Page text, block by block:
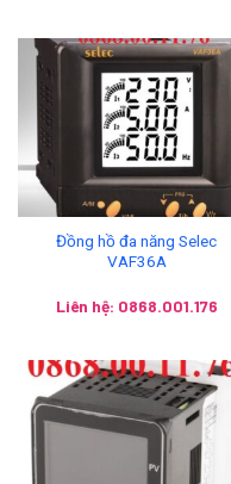
Đồng hồ đa năng Selec
VAF36A
Liên hệ: 0868.001.176